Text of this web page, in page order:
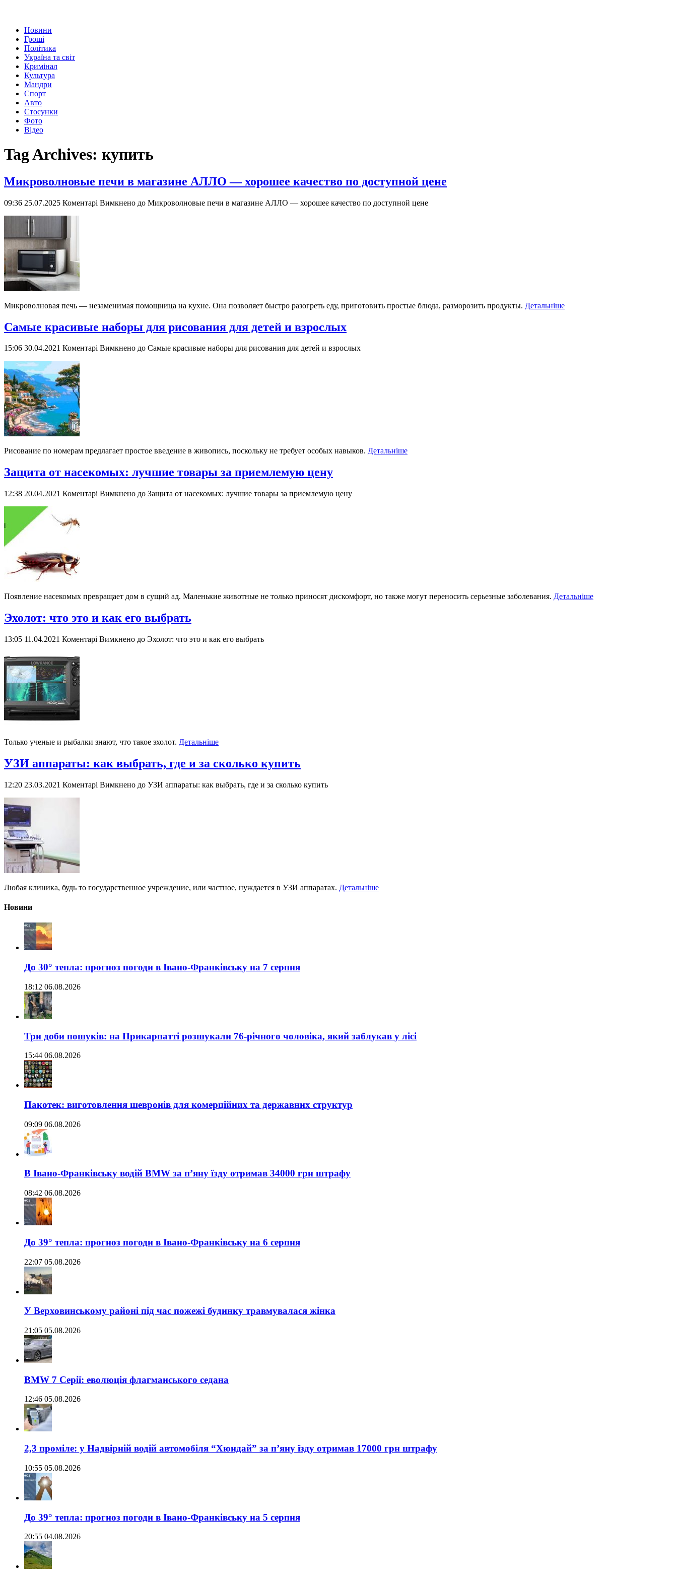
Новини
Гроші
Політика
Україна та світ
Кримінал
Культура
Мандри
Спорт
Авто
Стосунки
Фото
Відео
Tag Archives: купить
Микроволновые печи в магазине АЛЛО — хорошее качество по доступной цене
09:36 25.07.2025 Коментарі Вимкнено до Микроволновые печи в магазине АЛЛО — хорошее качество по доступной цене
Микроволновая печь — незаменимая помощница на кухне. Она позволяет быстро разогреть еду, приготовить простые блюда, разморозить продукты. Детальніше
Самые красивые наборы для рисования для детей и взрослых
15:06 30.04.2021 Коментарі Вимкнено до Самые красивые наборы для рисования для детей и взрослых
Рисование по номерам предлагает простое введение в живопись, поскольку не требует особых навыков. Детальніше
Защита от насекомых: лучшие товары за приемлемую цену
12:38 20.04.2021 Коментарі Вимкнено до Защита от насекомых: лучшие товары за приемлемую цену
Появление насекомых превращает дом в сущий ад. Маленькие животные не только приносят дискомфорт, но также могут переносить серьезные заболевания. Детальніше
Эхолот: что это и как его выбрать
13:05 11.04.2021 Коментарі Вимкнено до Эхолот: что это и как его выбрать
Только ученые и рыбалки знают, что такое эхолот. Детальніше
УЗИ аппараты: как выбрать, где и за сколько купить
12:20 23.03.2021 Коментарі Вимкнено до УЗИ аппараты: как выбрать, где и за сколько купить
Любая клиника, будь то государственное учреждение, или частное, нуждается в УЗИ аппаратах. Детальніше
Новини
До 30° тепла: прогноз погоди в Івано-Франківську на 7 серпня
18:12 06.08.2026
Три доби пошуків: на Прикарпатті розшукали 76-річного чоловіка, який заблукав у лісі
15:44 06.08.2026
Пакотек: виготовлення шевронів для комерційних та державних структур
09:09 06.08.2026
В Івано-Франківську водій BMW за п’яну їзду отримав 34000 грн штрафу
08:42 06.08.2026
До 39° тепла: прогноз погоди в Івано-Франківську на 6 серпня
22:07 05.08.2026
У Верховинському районі під час пожежі будинку травмувалася жінка
21:05 05.08.2026
BMW 7 Серії: еволюція флагманського седана
12:46 05.08.2026
2,3 проміле: у Надвірній водій автомобіля “Хюндай” за п’яну їзду отримав 17000 грн штрафу
10:55 05.08.2026
До 39° тепла: прогноз погоди в Івано-Франківську на 5 серпня
20:55 04.08.2026